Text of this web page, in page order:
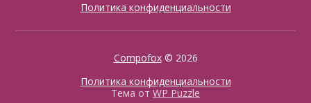
Политика конфиденциальности
Compofox© 2026
Политика конфиденциальности
Тема от WP Puzzle